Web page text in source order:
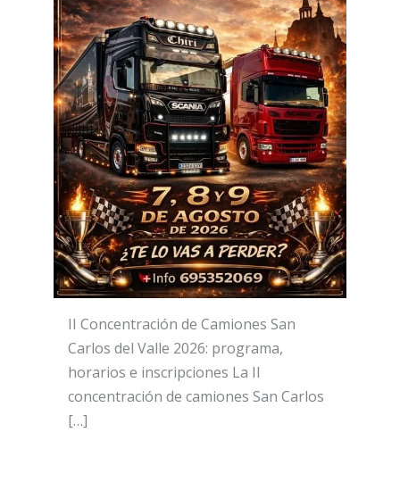
II Concentración de Camiones San
Carlos del Valle 2026: programa,
horarios e inscripciones La II
concentración de camiones San Carlos
[…]